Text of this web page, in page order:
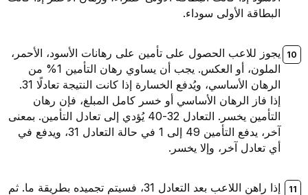
البطاقة الأولى سوداء.
يجوز للاعب الحصول على تأمين على رهانات الأسود، الأحمر،
الملون، أو العكس. يجب أن يساوي رهان التأمين 1% من
الرهان الأساسي، ويُدفع الخسارة إذا كانت النتيجة تعادلًا 31.
إذا فاز الرهان الأساسي أو خسر كامل المبلغ، فإن رهان
التأمين يخسر. التعادل 32-40 يُؤدي إلى تعادل التأمين. بمعنى
آخر، يدفع التأمين 49 إلى 1 في حالة التعادل 31، ويدفع في
أي تعادل آخر، وإلا يخسر.
إذا راهن اللاعب بعد التعادل 31، فسيتم تجميده بطريقة ما. ثم